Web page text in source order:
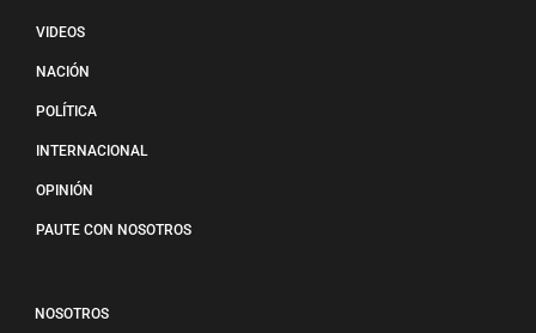
VIDEOS
NACIÓN
POLÍTICA
INTERNACIONAL
OPINIÓN
PAUTE CON NOSOTROS
NOSOTROS